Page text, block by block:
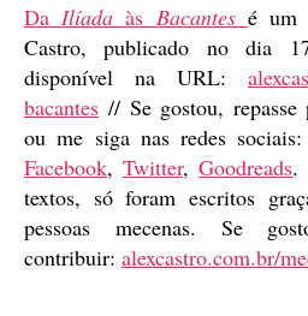
DaIlíadaàs Bacantes é um
Castro, publicado no dia
disponível na URL:
bacantes // Se gostou, repasse
ou me siga nas redes sociais:
Facebook,Twitter,Goodreads.
textos, só foram escritos
pessoas mecenas. Se
contribuir: alexcastro.com.br/